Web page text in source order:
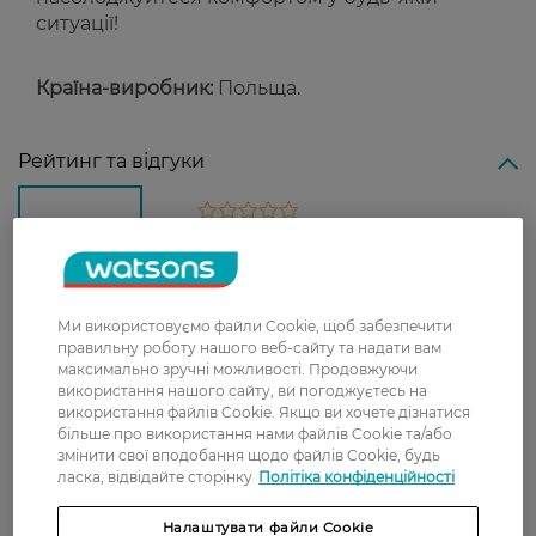
ситуації!
Країна-виробник: Польща.
Рейтинг та відгуки
Доставка
Нова пошта
У відділення Нової пошти - 99 грн,
безкоштовно від 699 грн
Ми використовуємо файли Cookie, щоб забезпечити
правильну роботу нашого веб-сайту та надати вам
максимально зручні можливості. Продовжуючи
використання нашого сайту, ви погоджуєтесь на
використання файлів Cookie. Якщо ви хочете дізнатися
більше про використання нами файлів Cookie та/або
змінити свої вподобання щодо файлів Cookie, будь
ласка, відвідайте сторінку Політіка конфіденційності
Налаштувати файли Cookie